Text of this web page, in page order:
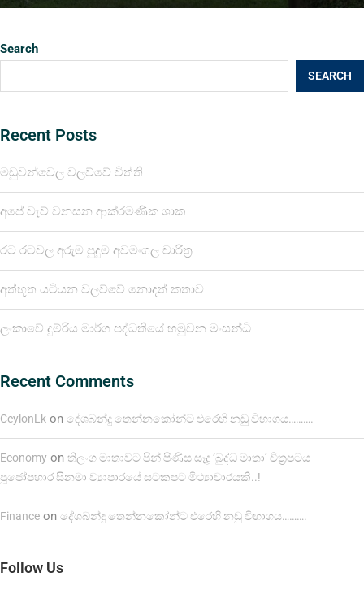
Search
SEARCH
Recent Posts
මඩුවන්වෙල වලව්වේ විත්ති
අපේ වැව් වනසන ආක්රමණික ශාක
රට රටවල අරුම පුදුම අවමංගල චාරිත්‍ර
අත්භූත යටියන වලව්වේ නොදත් කතාව
ලංකාවේ දුම්රිය මාර්ග පද්ධතියේ හමුවන මංසන්ධි
Recent Comments
CeylonLk on දේශබන්දු තෙන්නකෝන්ට එරෙහි නඩු විභාගය……….
Economy on තිලංග මාතාවට පින් පිණිස සෑදූ ‘බුද්ධ මාතා’ චිත්‍රපටය
පූජෝපහාර සිනමා ව්‍යාපාරයේ සටකපට මිථ්‍යාචාරයකි..!
Finance on දේශබන්දු තෙන්නකෝන්ට එරෙහි නඩු විභාගය……….
Follow Us